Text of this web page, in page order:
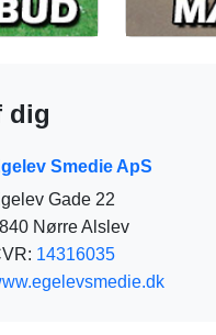
dig
Smedie ApS
Gade 22
Nørre Alslev
14316035